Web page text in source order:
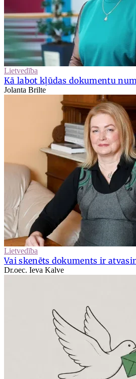
Lietvedība
Kā labot kļūdas dokumentu
Jolanta Brilte
Lietvedība
Vai skenēts dokuments ir
Dr.oec. Ieva Kalve